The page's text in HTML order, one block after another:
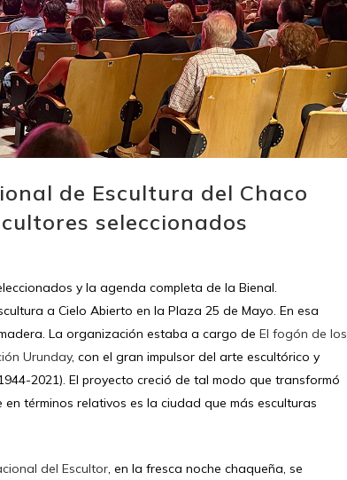
de Escultura del Chaco
seleccionados
y la agenda completa de la Bienal.
a Cielo Abierto en la Plaza 25 de Mayo. En esa
La organización estaba a cargo de El fogón de los
Urunday, con el gran impulsor del arte escultórico y
2021). El proyecto creció de tal modo que transformó
términos relativos es la ciudad que más esculturas
del Escultor , en la fresca noche chaqueña, se